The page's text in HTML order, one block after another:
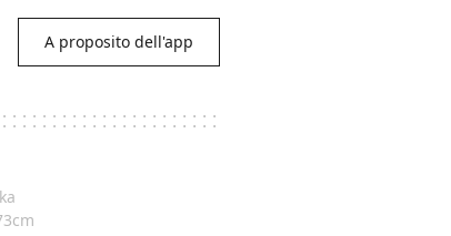
A proposito dell'app